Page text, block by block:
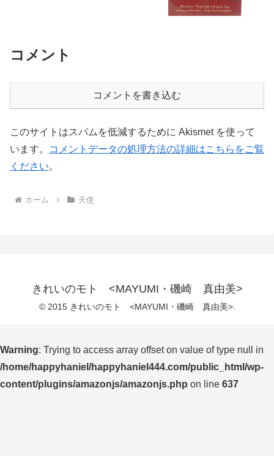
コメント
コメントを書き込む
このサイトはスパムを低減するために Akismet を使って
います。
コメントデータの処理方法の詳細はこちらをご覧
ください。
ホーム 天使
きれいのモト <MAYUMI・磯崎 真由美>
© 2015 きれいのモト <MAYUMI・磯崎 真由美>.
Warning: Trying to access array offset on value of type null in
/home/happyhaniel/happyhaniel444.com/public_html/wp-
content/plugins/amazonjs/amazonjs.php on line 637